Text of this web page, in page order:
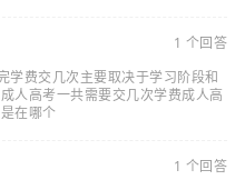
1 个回答
学费交几次主要取决于学习阶段和
人高考一共需要交几次学费成人高
在哪个
1 个回答